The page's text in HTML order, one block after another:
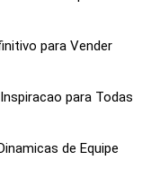
para Vender
para Todas
de Equipe